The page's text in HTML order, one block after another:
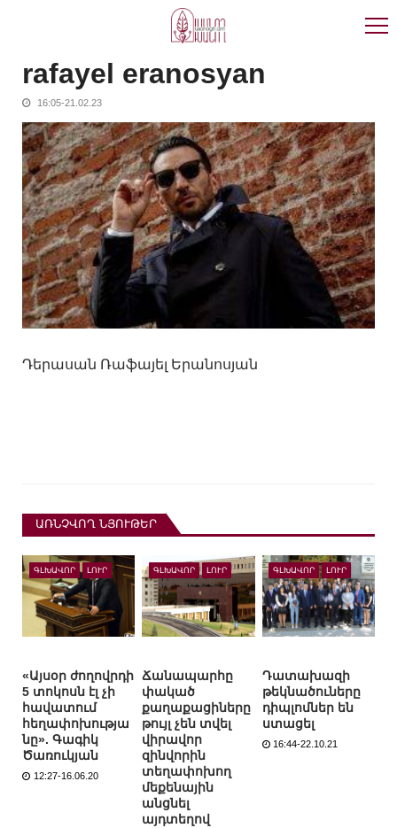
rafayel eranosyan
16:05-21.02.23
Դերասան Ռաֆայել Երանոսյան
ԱՌՆՉՎՈՂ ՆՅՈՒԹԵՐ
ԳԼԽԱՎՈՐ ԼՈՒՐ
«Այսօր ժողովրդի
5 տոկոսն էլ չի
հավատում
հեղափոխությա
նը». Գագիկ
Ծառուկյան
12:27-16.06.20
ԳԼԽԱՎՈՐ ԼՈՒՐ
Ճանապարհը
փակած
քաղաքացիները
թույլ չեն տվել
վիրավոր
զինվորին
տեղափոխող
մեքենային
անցնել
այդտեղով
ԳԼԽԱՎՈՐ ԼՈՒՐ
Դատախազի
թեկնածուները
դիպլոմներ են
ստացել
16:44-22.10.21